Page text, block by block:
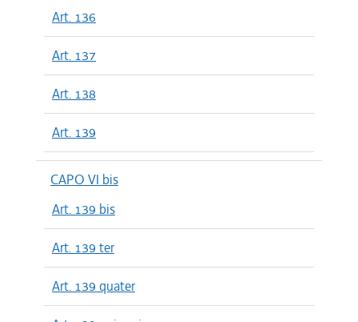
Art. 136
Art. 137
Art. 138
Art. 139
CAPO VI bis
Art. 139 bis
Art. 139 ter
Art. 139 quater